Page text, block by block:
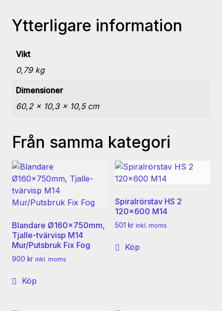
Ytterligare information
Vikt
0,79 kg
Dimensioner
60,2 × 10,3 × 10,5 cm
Från samma kategori
Blandare Ø160x750mm,
Tjalle-tvärvisp M14
Mur/Putsbruk Fix Fog
900 kr inkl. moms
Köp
Spiralrörstav HS 2
120×600 M14
501 kr inkl. moms
Köp